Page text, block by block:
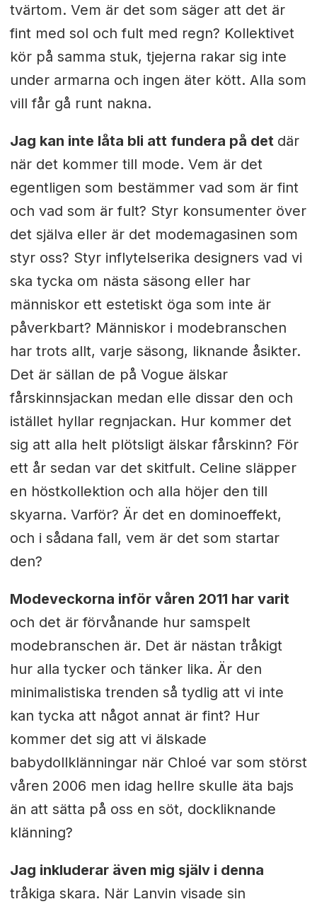
tvärtom. Vem är det som säger att det är
fint med sol och fult med regn? Kollektivet
kör på samma stuk, tjejerna rakar sig inte
under armarna och ingen äter kött. Alla som
vill får gå runt nakna.
Jag kan inte låta bli att fundera på det där
när det kommer till mode. Vem är det
egentligen som bestämmer vad som är fint
och vad som är fult? Styr konsumenter över
det själva eller är det modemagasinen som
styr oss? Styr inflytelserika designers vad vi
ska tycka om nästa säsong eller har
människor ett estetiskt öga som inte är
påverkbart? Människor i modebranschen
har trots allt, varje säsong, liknande åsikter.
Det är sällan de på Vogue älskar
fårskinnsjackan medan elle dissar den och
istället hyllar regnjackan. Hur kommer det
sig att alla helt plötsligt älskar fårskinn? För
ett år sedan var det skitfult. Celine släpper
en höstkollektion och alla höjer den till
skyarna. Varför? Är det en dominoeffekt,
och i sådana fall, vem är det som startar
den?
Modeveckorna inför våren 2011 har varit
och det är förvånande hur samspelt
modebranschen är. Det är nästan tråkigt
hur alla tycker och tänker lika. Är den
minimalistiska trenden så tydlig att vi inte
kan tycka att något annat är fint? Hur
kommer det sig att vi älskade
babydollklänningar när Chloé var som störst
våren 2006 men idag hellre skulle äta bajs
än att sätta på oss en söt, dockliknande
klänning?
Jag inkluderar även mig själv i denna
tråkiga skara. När Lanvin visade sin